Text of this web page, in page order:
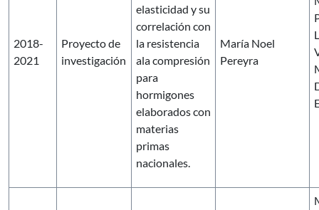
2018-
2021
Proyecto de
investigación
elasticidad y su
correlación con
la resistencia
ala compresión
para
hormigones
elaborados con
materias
primas
nacionales.
María Noel
Pereyra